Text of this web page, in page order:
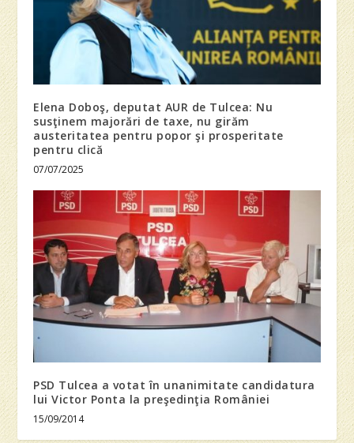
Elena Doboş, deputat AUR de Tulcea: Nu
susţinem majorări de taxe, nu girăm
austeritatea pentru popor şi prosperitate
pentru clică
07/07/2025
PSD Tulcea a votat în unanimitate candidatura
lui Victor Ponta la preşedinţia României
15/09/2014